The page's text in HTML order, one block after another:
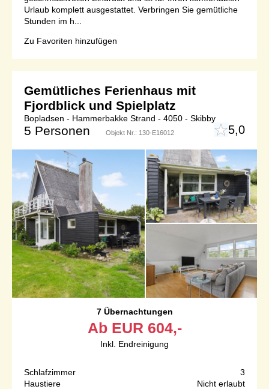
Urlaub komplett ausgestattet. Verbringen Sie gemütliche
Stunden im h...
Zu Favoriten hinzufügen
Gemütliches Ferienhaus mit
Fjordblick und Spielplatz
Bopladsen - Hammerbakke Strand - 4050 - Skibby
5 Personen Objekt Nr.: 130-E16012 5,0
7 Übernachtungen
Ab EUR 604,-
Inkl. Endreinigung
Schlafzimmer
3
Haustiere
Nicht erlaubt